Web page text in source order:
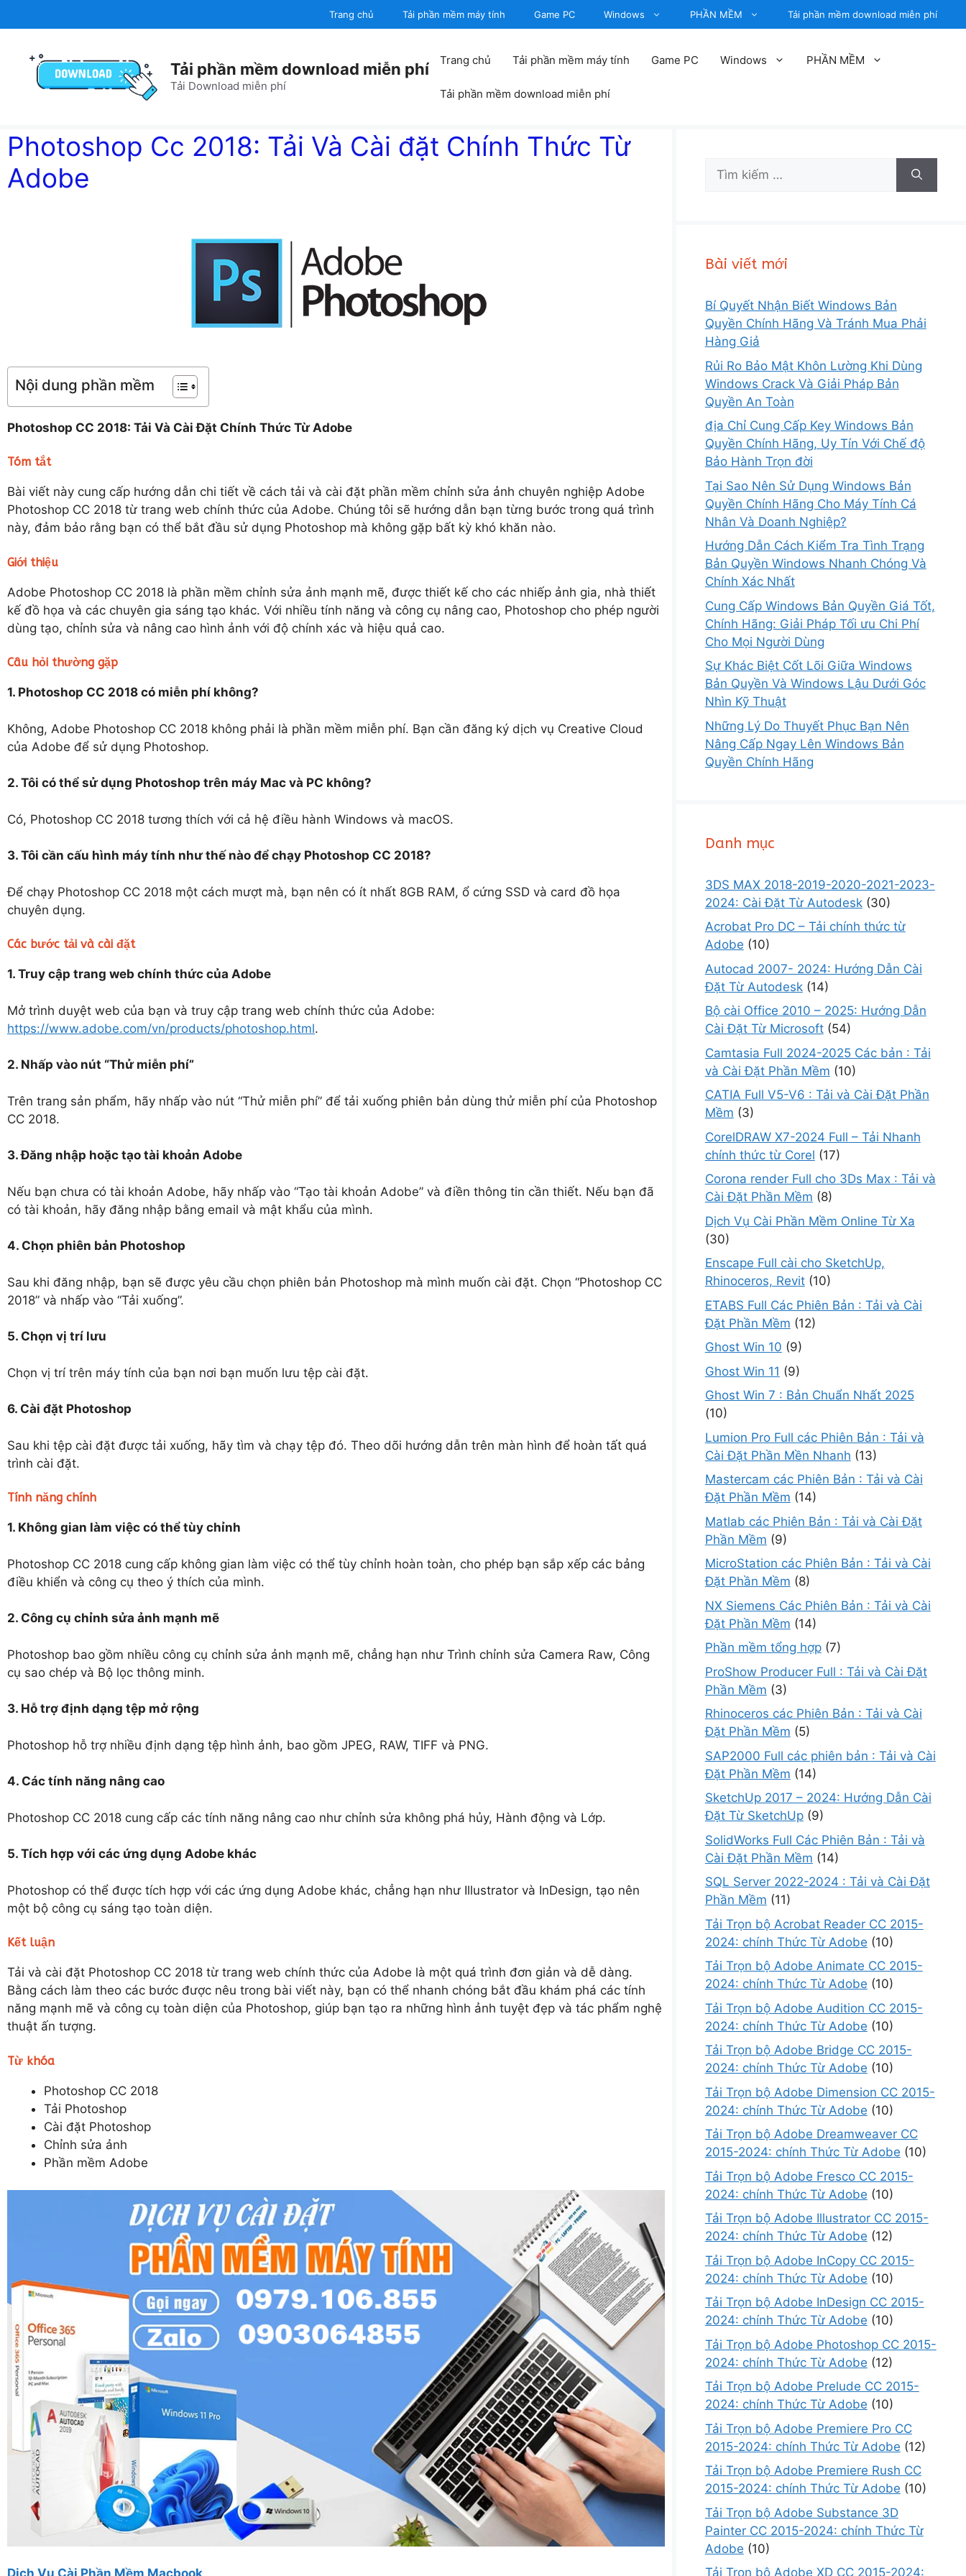
đến
Trang chủ Tải phần mềm máy tính Game PC Windows PHẦN MỀM Tải phần mềm download miễn phí
Tải phần mềm download miễn phí
Tải Download miễn phí
Trang chủ Tải phần mềm máy tính Game PC Windows PHẦN MỀM
Tải phần mềm download miễn phí
Photoshop Cc 2018: Tải Và Cài đặt Chính Thức Từ
Adobe
Nội dung phần mềm
Photoshop CC 2018: Tải Và Cài Đặt Chính Thức Từ Adobe
Tóm tắt
Bài viết này cung cấp hướng dẫn chi tiết về cách tải và cài đặt phần mềm chỉnh sửa ảnh chuyên nghiệp Adobe
Photoshop CC 2018 từ trang web chính thức của Adobe. Chúng tôi sẽ hướng dẫn bạn từng bước trong quá trình
này, đảm bảo rằng bạn có thể bắt đầu sử dụng Photoshop mà không gặp bất kỳ khó khăn nào.
Giới thiệu
Adobe Photoshop CC 2018 là phần mềm chỉnh sửa ảnh mạnh mẽ, được thiết kế cho các nhiếp ảnh gia, nhà thiết
kế đồ họa và các chuyên gia sáng tạo khác. Với nhiều tính năng và công cụ nâng cao, Photoshop cho phép người
dùng tạo, chỉnh sửa và nâng cao hình ảnh với độ chính xác và hiệu quả cao.
Câu hỏi thường gặp
1. Photoshop CC 2018 có miễn phí không?
Không, Adobe Photoshop CC 2018 không phải là phần mềm miễn phí. Bạn cần đăng ký dịch vụ Creative Cloud
của Adobe để sử dụng Photoshop.
2. Tôi có thể sử dụng Photoshop trên máy Mac và PC không?
Có, Photoshop CC 2018 tương thích với cả hệ điều hành Windows và macOS.
3. Tôi cần cấu hình máy tính như thế nào để chạy Photoshop CC 2018?
Để chạy Photoshop CC 2018 một cách mượt mà, bạn nên có ít nhất 8GB RAM, ổ cứng SSD và card đồ họa
chuyên dụng.
Các bước tải và cài đặt
1. Truy cập trang web chính thức của Adobe
Mở trình duyệt web của bạn và truy cập trang web chính thức của Adobe:
https://www.adobe.com/vn/products/photoshop.html.
2. Nhấp vào nút “Thử miễn phí”
Trên trang sản phẩm, hãy nhấp vào nút “Thử miễn phí” để tải xuống phiên bản dùng thử miễn phí của Photoshop
CC 2018.
3. Đăng nhập hoặc tạo tài khoản Adobe
Nếu bạn chưa có tài khoản Adobe, hãy nhấp vào “Tạo tài khoản Adobe” và điền thông tin cần thiết. Nếu bạn đã
có tài khoản, hãy đăng nhập bằng email và mật khẩu của mình.
4. Chọn phiên bản Photoshop
Sau khi đăng nhập, bạn sẽ được yêu cầu chọn phiên bản Photoshop mà mình muốn cài đặt. Chọn “Photoshop CC
2018” và nhấp vào “Tải xuống”.
5. Chọn vị trí lưu
Chọn vị trí trên máy tính của bạn nơi bạn muốn lưu tệp cài đặt.
6. Cài đặt Photoshop
Sau khi tệp cài đặt được tải xuống, hãy tìm và chạy tệp đó. Theo dõi hướng dẫn trên màn hình để hoàn tất quá
trình cài đặt.
Tính năng chính
1. Không gian làm việc có thể tùy chỉnh
Photoshop CC 2018 cung cấp không gian làm việc có thể tùy chỉnh hoàn toàn, cho phép bạn sắp xếp các bảng
điều khiển và công cụ theo ý thích của mình.
2. Công cụ chỉnh sửa ảnh mạnh mẽ
Photoshop bao gồm nhiều công cụ chỉnh sửa ảnh mạnh mẽ, chẳng hạn như Trình chỉnh sửa Camera Raw, Công
cụ sao chép và Bộ lọc thông minh.
3. Hỗ trợ định dạng tệp mở rộng
Photoshop hỗ trợ nhiều định dạng tệp hình ảnh, bao gồm JPEG, RAW, TIFF và PNG.
4. Các tính năng nâng cao
Photoshop CC 2018 cung cấp các tính năng nâng cao như chỉnh sửa không phá hủy, Hành động và Lớp.
5. Tích hợp với các ứng dụng Adobe khác
Photoshop có thể được tích hợp với các ứng dụng Adobe khác, chẳng hạn như Illustrator và InDesign, tạo nên
một bộ công cụ sáng tạo toàn diện.
Kết luận
Tải và cài đặt Photoshop CC 2018 từ trang web chính thức của Adobe là một quá trình đơn giản và dễ dàng.
Bằng cách làm theo các bước được nêu trong bài viết này, bạn có thể nhanh chóng bắt đầu khám phá các tính
năng mạnh mẽ và công cụ toàn diện của Photoshop, giúp bạn tạo ra những hình ảnh tuyệt đẹp và tác phẩm nghệ
thuật ấn tượng.
Từ khóa
Photoshop CC 2018
Tải Photoshop
Cài đặt Photoshop
Chỉnh sửa ảnh
Phần mềm Adobe
Tìm
Bài viết mới
Bí Quyết Nhận Biết Windows Bản
Quyền Chính Hãng Và Tránh Mua Phải
Hàng Giả
Rủi Ro Bảo Mật Khôn Lường Khi Dùng
Windows Crack Và Giải Pháp Bản
Quyền An Toàn
địa Chỉ Cung Cấp Key Windows Bản
Quyền Chính Hãng, Uy Tín Với Chế độ
Bảo Hành Trọn đời
Tại Sao Nên Sử Dụng Windows Bản
Quyền Chính Hãng Cho Máy Tính Cá
Nhân Và Doanh Nghiệp?
Hướng Dẫn Cách Kiểm Tra Tình Trạng
Bản Quyền Windows Nhanh Chóng Và
Chính Xác Nhất
Cung Cấp Windows Bản Quyền Giá Tốt,
Chính Hãng: Giải Pháp Tối ưu Chi Phí
Cho Mọi Người Dùng
Sự Khác Biệt Cốt Lõi Giữa Windows
Bản Quyền Và Windows Lậu Dưới Góc
Nhìn Kỹ Thuật
Những Lý Do Thuyết Phục Bạn Nên
Nâng Cấp Ngay Lên Windows Bản
Quyền Chính Hãng
Danh mục
3DS MAX 2018-2019-2020-2021-2023-
2024: Cài Đặt Từ Autodesk(30)
Acrobat Pro DC – Tải chính thức từ
Adobe (10)
Autocad 2007- 2024: Hướng Dẫn Cài
Đặt Từ Autodesk(14)
Bộ cài Office 2010 – 2025: Hướng Dẫn
Cài Đặt Từ Microsoft(54)
Camtasia Full 2024-2025 Các bản : Tải
và Cài Đặt Phần Mềm (10)
CATIA Full V5-V6 : Tải và Cài Đặt Phần
Mềm (3)
CorelDRAW X7-2024 Full – Tải Nhanh
chính thức từ Corel (17)
Corona render Full cho 3Ds Max : Tải và
Cài Đặt Phần Mềm (8)
Dịch Vụ Cài Phần Mềm Online Từ Xa
(30)
Enscape Full cài cho SketchUp,
Rhinoceros, Revit(10)
ETABS Full Các Phiên Bản : Tải và Cài
Đặt Phần Mềm (12)
Ghost Win 10 (9)
Ghost Win 11 (9)
Ghost Win 7 : Bản Chuẩn Nhất 2025
(10)
Lumion Pro Full các Phiên Bản : Tải và
Cài Đặt Phần Mền Nhanh (13)
Mastercam các Phiên Bản : Tải và Cài
Đặt Phần Mềm (14)
Matlab các Phiên Bản : Tải và Cài Đặt
Phần Mềm (9)
MicroStation các Phiên Bản : Tải và Cài
Đặt Phần Mềm (8)
NX Siemens Các Phiên Bản : Tải và Cài
Đặt Phần Mềm (14)
Phần mềm tổng hợp(7)
ProShow Producer Full : Tải và Cài Đặt
Phần Mềm (3)
Rhinoceros các Phiên Bản : Tải và Cài
Đặt Phần Mềm (5)
SAP2000 Full các phiên bản : Tải và Cài
Đặt Phần Mềm (14)
SketchUp 2017 – 2024: Hướng Dẫn Cài
Đặt Từ SketchUp(9)
SolidWorks Full Các Phiên Bản : Tải và
Cài Đặt Phần Mềm (14)
SQL Server 2022-2024 : Tải và Cài Đặt
Phần Mềm (11)
Tải Trọn bộ Acrobat Reader CC 2015-
2024: chính Thức Từ Adobe (10)
Tải Trọn bộ Adobe Animate CC 2015-
2024: chính Thức Từ Adobe (10)
Tải Trọn bộ Adobe Audition CC 2015-
2024: chính Thức Từ Adobe (10)
Tải Trọn bộ Adobe Bridge CC 2015-
2024: chính Thức Từ Adobe (10)
Tải Trọn bộ Adobe Dimension CC 2015-
2024: chính Thức Từ Adobe (10)
Tải Trọn bộ Adobe Dreamweaver CC
2015-2024: chính Thức Từ Adobe (10)
Tải Trọn bộ Adobe Fresco CC 2015-
2024: chính Thức Từ Adobe (10)
Tải Trọn bộ Adobe Illustrator CC 2015-
2024: chính Thức Từ Adobe (12)
Tải Trọn bộ Adobe InCopy CC 2015-
2024: chính Thức Từ Adobe (10)
Tải Trọn bộ Adobe InDesign CC 2015-
2024: chính Thức Từ Adobe (10)
Tải Trọn bộ Adobe Photoshop CC 2015-
2024: chính Thức Từ Adobe (12)
Tải Trọn bộ Adobe Prelude CC 2015-
2024: chính Thức Từ Adobe (10)
Tải Trọn bộ Adobe Premiere Pro CC
2015-2024: chính Thức Từ Adobe (12)
Tải Trọn bộ Adobe Premiere Rush CC
2015-2024: chính Thức Từ Adobe (10)
Tải Trọn bộ Adobe Substance 3D
Painter CC 2015-2024: chính Thức Từ
Adobe (10)
Tải Trọn bộ Adobe XD CC 2015-2024: